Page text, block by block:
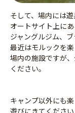
そして、場内には遊
オートサイト上に
ジャングルジム、
最近はモルックを
場内の施設ですが
ください。
キャンプ以外にも
遊びにきてください